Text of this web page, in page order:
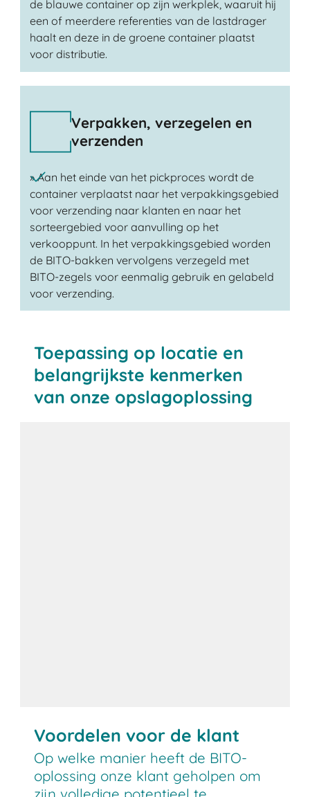
de blauwe container op zijn werkplek, waaruit hij
een of meerdere referenties van de lastdrager
haalt en deze in de groene container plaatst
voor distributie.
Verpakken, verzegelen en
verzenden
» Aan het einde van het pickproces wordt de
container verplaatst naar het verpakkingsgebied
voor verzending naar klanten en naar het
sorteergebied voor aanvulling op het
verkooppunt. In het verpakkingsgebied worden
de BITO-bakken vervolgens verzegeld met
BITO-zegels voor eenmalig gebruik en gelabeld
voor verzending.
Toepassing op locatie en
belangrijkste kenmerken
van onze opslagoplossing
Voordelen voor de klant
Op welke manier heeft de BITO-
oplossing onze klant geholpen om